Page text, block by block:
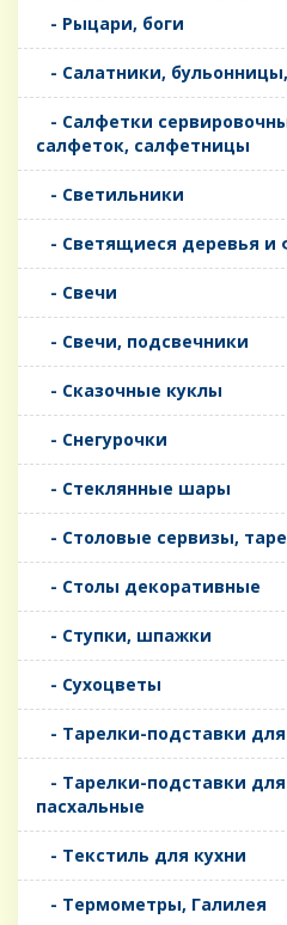
- Рыцари, боги
- Салатники,
- Салфетки
салфеток, салфетницы
- Светильники
- Светящиеся деревья и
- Свечи
- Свечи, подсвечники
- Сказочные куклы
- Снегурочки
- Стеклянные шары
- Столовые сервизы,
- Столы декоративные
- Ступки, шпажки
- Сухоцветы
- Тарелки-подставки
- Тарелки-подставки
пасхальные
- Текстиль для кухни
- Термометры, Галилея